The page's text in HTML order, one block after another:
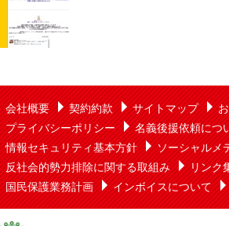
会社概要 契約約款 サイトマップ
プライバシーポリシー
名義後援依頼につ
情報セキュリティ基本方針
ソーシャルメ
反社会的勢力排除に関する取組み
リンク
国民保護業務計画
インボイスについて